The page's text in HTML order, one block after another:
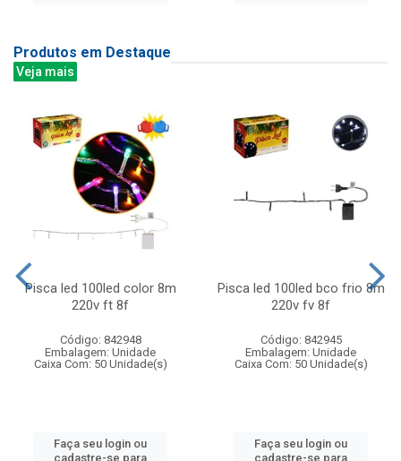
Produtos em Destaque
Veja mais
Pisca led 100led color 8m
220v ft 8f
Código: 842948
Embalagem: Unidade
Caixa Com: 50 Unidade(s)
Faça seu login ou
cadastre-se para
Pisca led 100led bco frio 8m
220v fv 8f
Código: 842945
Embalagem: Unidade
Caixa Com: 50 Unidade(s)
Faça seu login ou
cadastre-se para